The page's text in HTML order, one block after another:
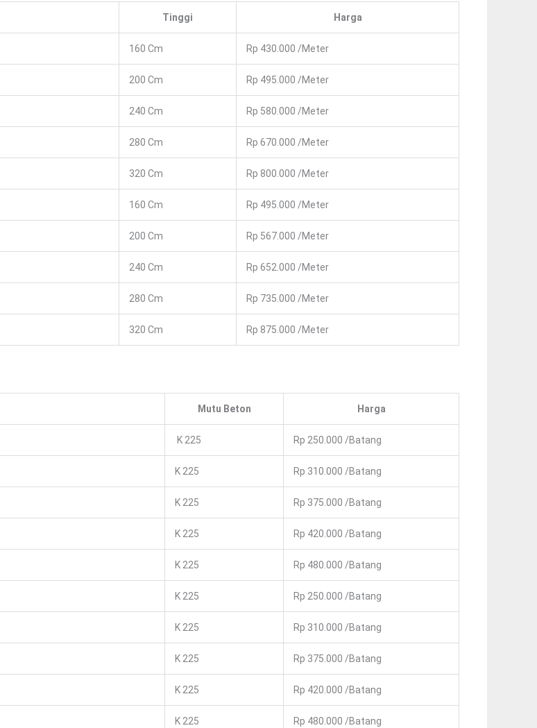
Tinggi Harga
160 Cm Rp 430.000 /Meter
200 Cm Rp 495.000 /Meter
240 Cm Rp 580.000 /Meter
280 Cm Rp 670.000 /Meter
320 Cm Rp 800.000 /Meter
160 Cm Rp 495.000 /Meter
200 Cm Rp 567.000 /Meter
240 Cm Rp 652.000 /Meter
280 Cm Rp 735.000 /Meter
320 Cm Rp 875.000 /Meter
Mutu Beton Harga
K 225 Rp 250.000 /Batang
K 225 Rp 310.000 /Batang
K 225 Rp 375.000 /Batang
K 225 Rp 420.000 /Batang
K 225 Rp 480.000 /Batang
K 225 Rp 250.000 /Batang
K 225 Rp 310.000 /Batang
K 225 Rp 375.000 /Batang
K 225 Rp 420.000 /Batang
K 225 Rp 480.000 /Batang